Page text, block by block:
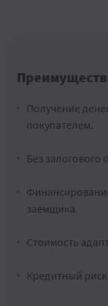
Получение
покупателем.
Без
заемщика.
Стоимость
Кредитный